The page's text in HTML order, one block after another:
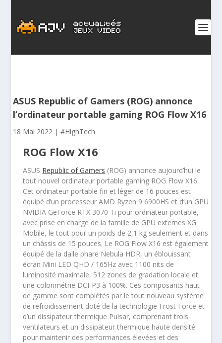
ASUS Republic of Gamers (ROG) annonce
l’ordinateur portable gaming ROG Flow X16
18 Mai 2022 |#HighTech
ROG Flow X16
ASUS Republic of Gamers (ROG) annonce aujourd’hui le
tout nouvel ordinateur portable gaming ROG Flow X16.
Cet ordinateur portable fin et léger de 16 pouces est
équipé d’un processeur AMD Ryzen 9 6900HS et d’un GPU
NVIDIA GeForce RTX 3070 Ti pour ordinateur portable,
avec prise en charge de la famille de GPU externes XG
Mobile, le tout pour un poids de 2,1 kg seulement et dans
un châssis de 15 pouces. Le ROG Flow X16 est également
équipé de la dalle phare Nebula HDR, un éblouissant
écran Mini LED QHD / 165Hz avec 1100 nits de
luminosité maximale, 512 zones de gradation locale et
une colorimétrie DCI-P3 à 100%. Ces composants haut
de gamme sont complétés par le tout nouveau système
de refroidissement doté de la technologie Frost Force et
d’un dissipateur thermique Pulsar, comprenant trois
ventilateurs et un dissipateur thermique haute densité
pour maintenir des performances élevées et des